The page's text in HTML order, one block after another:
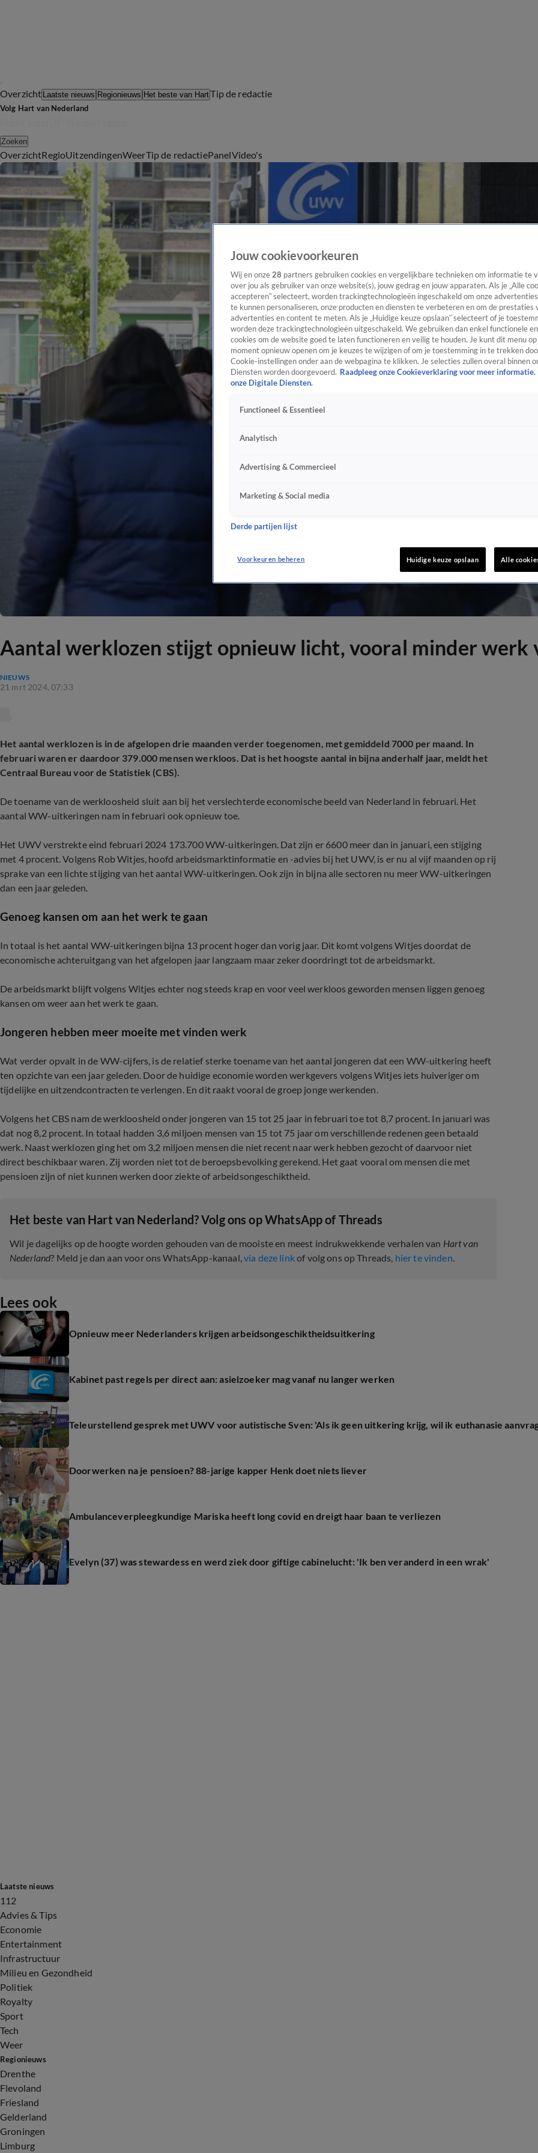
Overzicht Laatste nieuws Regionieuws Het beste van HartTip de redactie
Volg Hart van Nederland
Zoeken
OverzichtRegioUitzendingenWeerTip de redactiePanelVideo's
Aantal werklozen stijgt opnieuw licht, vooral minder werk
NIEUWS
21 mrt 2024, 07:33
Het aantal werklozen is in de afgelopen drie maanden verder toegenomen, met gemiddeld 7000 per maand. In
februari waren er daardoor 379.000 mensen werkloos. Dat is het hoogste aantal in bijna anderhalf jaar, meldt het
Centraal Bureau voor de Statistiek (CBS).
De toename van de werkloosheid sluit aan bij het verslechterde economische beeld van Nederland in februari. Het
aantal WW-uitkeringen nam in februari ook opnieuw toe.
Het UWV verstrekte eind februari 2024 173.700 WW-uitkeringen. Dat zijn er 6600 meer dan in januari, een stijging
met 4 procent. Volgens Rob Witjes, hoofd arbeidsmarktinformatie en -advies bij het UWV, is er nu al vijf maanden op rij
sprake van een lichte stijging van het aantal WW-uitkeringen. Ook zijn in bijna alle sectoren nu meer WW-uitkeringen
dan een jaar geleden.
Genoeg kansen om aan het werk te gaan
In totaal is het aantal WW-uitkeringen bijna 13 procent hoger dan vorig jaar. Dit komt volgens Witjes doordat de
economische achteruitgang van het afgelopen jaar langzaam maar zeker doordringt tot de arbeidsmarkt.
De arbeidsmarkt blijft volgens Witjes echter nog steeds krap en voor veel werkloos geworden mensen liggen genoeg
kansen om weer aan het werk te gaan.
Jongeren hebben meer moeite met vinden werk
Wat verder opvalt in de WW-cijfers, is de relatief sterke toename van het aantal jongeren dat een WW-uitkering heeft
ten opzichte van een jaar geleden. Door de huidige economie worden werkgevers volgens Witjes iets huiveriger om
tijdelijke en uitzendcontracten te verlengen. En dit raakt vooral de groep jonge werkenden.
Volgens het CBS nam de werkloosheid onder jongeren van 15 tot 25 jaar in februari toe tot 8,7 procent. In januari was
dat nog 8,2 procent. In totaal hadden 3,6 miljoen mensen van 15 tot 75 jaar om verschillende redenen geen betaald
werk. Naast werklozen ging het om 3,2 miljoen mensen die niet recent naar werk hebben gezocht of daarvoor niet
direct beschikbaar waren. Zij worden niet tot de beroepsbevolking gerekend. Het gaat vooral om mensen die met
pensioen zijn of niet kunnen werken door ziekte of arbeidsongeschiktheid.
Het beste van Hart van Nederland? Volg ons op WhatsApp of Threads
Wil je dagelijks op de hoogte worden gehouden van de mooiste en meest indrukwekkende verhalen van Hart van
Nederland? Meld je dan aan voor ons WhatsApp-kanaal,via deze linkof volg ons op Threads, hier te vinden.
Lees ook
Opnieuw meer Nederlanders krijgen arbeidsongeschiktheidsuitkering
Kabinet past regels per direct aan: asielzoeker mag vanaf nu langer werken
Teleurstellend gesprek met UWV voor autistische Sven: 'Als ik geen uitkering krijg, wil ik euthanasie
Doorwerken na je pensioen? 88-jarige kapper Henk doet niets liever
Ambulanceverpleegkundige Mariska heeft long covid en dreigt haar baan te verliezen
Evelyn (37) was stewardess en werd ziek door giftige cabinelucht: 'Ik ben veranderd in een wrak'
Laatste nieuws
112
Advies & Tips
Economie
Entertainment
Infrastructuur
Milieu en Gezondheid
Politiek
Royalty
Sport
Tech
Weer
Regionieuws
Drenthe
Flevoland
Friesland
Gelderland
Groningen
Limburg
Jouw cookievoorkeuren
Wij en onze 28 partners gebruiken cookies en vergelijkbare technieken om informatie te
over jou als gebruiker van onze website(s), jouw gedrag en jouw apparaten. Als je „Alle
accepteren” selecteert, worden trackingtechnologieën ingeschakeld om onze
te kunnen personaliseren, onze producten en diensten te verbeteren en om de prestaties
advertenties en content te meten. Als je „Huidige keuze opslaan” selecteert of je
worden deze trackingtechnologieën uitgeschakeld. We gebruiken dan enkel functionele
cookies om de website goed te laten functioneren en veilig te houden. Je kunt dit menu
moment opnieuw openen om je keuzes te wijzigen of om je toestemming in te trekken
Cookie-instellingen onder aan de webpagina te klikken. Je selecties zullen overal binnen
Diensten worden doorgevoerd. Raadpleeg onze Cookieverklaring voor meer informatie.
onze Digitale Diensten.
Functioneel & Essentieel
Analytisch
Advertising & Commercieel
Marketing & Social media
Derde partijen lijst
Voorkeuren beheren Huidige keuze opslaan Alle